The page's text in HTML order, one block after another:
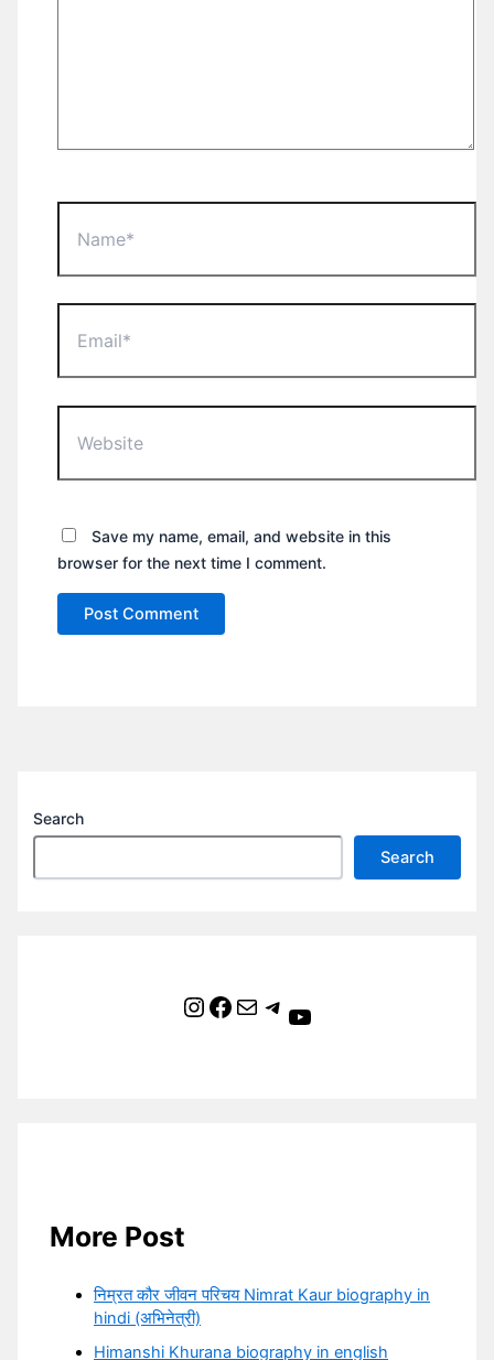
Save my name, email, and website in this
browser for the next time I comment.
Search
Search
Instagram Facebook Mail Telegram YouTube
More Post
निम्रत कौर जीवन परिचय Nimrat Kaur biography in
hindi (अभिनेत्री)
Himanshi Khurana biography in english